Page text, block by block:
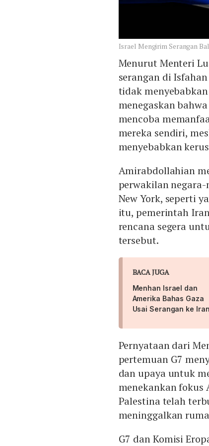
Israel Mengirim Serangan
Menurut Menteri
serangan di
tidak
menegaskan
mencoba
mereka sendiri,
menyebabkan
Amirabdollahian
perwakilan
New York, seperti
itu, pemerintah
rencana segera
tersebut.
BACA JUGA
Menhan Israel dan
Amerika Bahas Gaza
Usai Serangan ke Iran
Pernyataan dari
pertemuan G7
dan upaya untuk
menekankan fokus
Palestina telah
meninggalkan
G7 dan Komisi